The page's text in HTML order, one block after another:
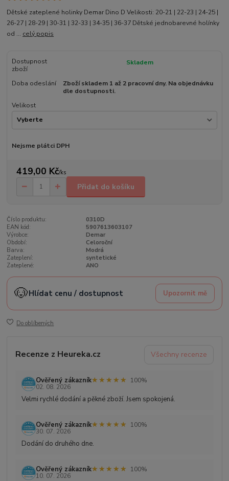
Dětské zateplené holinky Demar Dino D Velikosti: 20-21 | 22-23 | 24-25 |
26-27 | 28-29 | 30-31 | 32-33 | 34-35 | 36-37 Dětské jednobarevné holínky
od ... celý popis
Dostupnost
zboží
Skladem
Doba odeslání
Zboží skladem 1 až 2 pracovní dny. Na objednávku
dle dostupnosti.
Velikost
Nejsme plátci DPH
419,00 Kč/ks
Přidat do košíku
Číslo produktu:
0310D
EAN kód:
5907613603107
Výrobce:
Demar
Období:
Celoroční
Barva:
Modrá
Zateplení:
syntetické
Zateplené:
ANO
🐶Hlídat cenu / dostupnost Upozornit mě
Do oblíbených
Recenze z Heureka.cz Všechny recenze
Ověřený zákazník★★★★★
★★★★★
100%
02. 08. 2026
Velmi rychlé dodání a pěkné zboží. Jsem spokojená.
Ověřený zákazník★★★★★
★★★★★
100%
30. 07. 2026
Dodání do druhého dne.
Ověřený zákazník★★★★★
★★★★★
100%
10. 07. 2026